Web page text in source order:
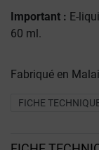
Important : E-
60 ml.
Fabriqué en
FICHE